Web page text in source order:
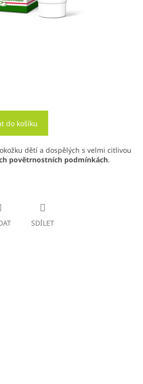
do košíku
dětí a dospělých s velmi citlivou
povětrnostních podmínkách.
SDÍLET